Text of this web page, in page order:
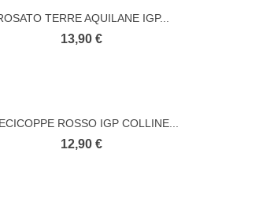
TERRE AQUILANE IGP...
13,90 €
ROSSO IGP COLLINE...
12,90 €